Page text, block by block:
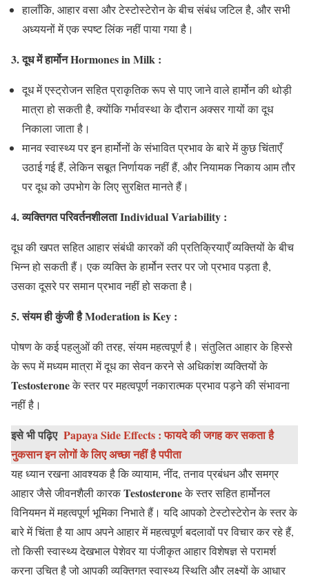
हालाँकि, आहार वसा और टेस्टोस्टेरोन के बीच संबंध जटिल है, और सभी
अध्ययनों में एक स्पष्ट लिंक नहीं पाया गया है।
3. दूध में हार्मोन Hormones in Milk :
दूध में एस्ट्रोजन सहित प्राकृतिक रूप से पाए जाने वाले हार्मोन की थोड़ी
मात्रा हो सकती है, क्योंकि गर्भावस्था के दौरान अक्सर गायों का दूध
निकाला जाता है।
मानव स्वास्थ्य पर इन हार्मोनों के संभावित प्रभाव के बारे में कुछ चिंताएँ
उठाई गई हैं, लेकिन सबूत निर्णायक नहीं हैं, और नियामक निकाय आम तौर
पर दूध को उपभोग के लिए सुरक्षित मानते हैं।
4. व्यक्तिगत परिवर्तनशीलता Individual Variability :
दूध की खपत सहित आहार संबंधी कारकों की प्रतिक्रियाएँ व्यक्तियों के बीच
भिन्न हो सकती हैं। एक व्यक्ति के हार्मोन स्तर पर जो प्रभाव पड़ता है,
उसका दूसरे पर समान प्रभाव नहीं हो सकता है।
5. संयम ही कुंजी है Moderation is Key :
पोषण के कई पहलुओं की तरह, संयम महत्वपूर्ण है। संतुलित आहार के हिस्से
के रूप में मध्यम मात्रा में दूध का सेवन करने से अधिकांश व्यक्तियों के
Testosteroneके स्तर पर महत्वपूर्ण नकारात्मक प्रभाव पड़ने की संभावना
नहीं है।
इसे भी पढ़िए Papaya Side Effects : फायदे की जगह कर सकता है
नुकसान इन लोगों के लिए अच्छा नहीं है पपीता
यह ध्यान रखना आवश्यक है कि व्यायाम, नींद, तनाव प्रबंधन और समग्र
आहार जैसे जीवनशैली कारकTestosteroneके स्तर सहित हार्मोनल
विनियमन में महत्वपूर्ण भूमिका निभाते हैं। यदि आपको टेस्टोस्टेरोन के स्तर के
बारे में चिंता है या आप अपने आहार में महत्वपूर्ण बदलावों पर विचार कर रहे हैं,
तो किसी स्वास्थ्य देखभाल पेशेवर या पंजीकृत आहार विशेषज्ञ से परामर्श
करना उचित है जो आपकी व्यक्तिगत स्वास्थ्य स्थिति और लक्ष्यों के आधार